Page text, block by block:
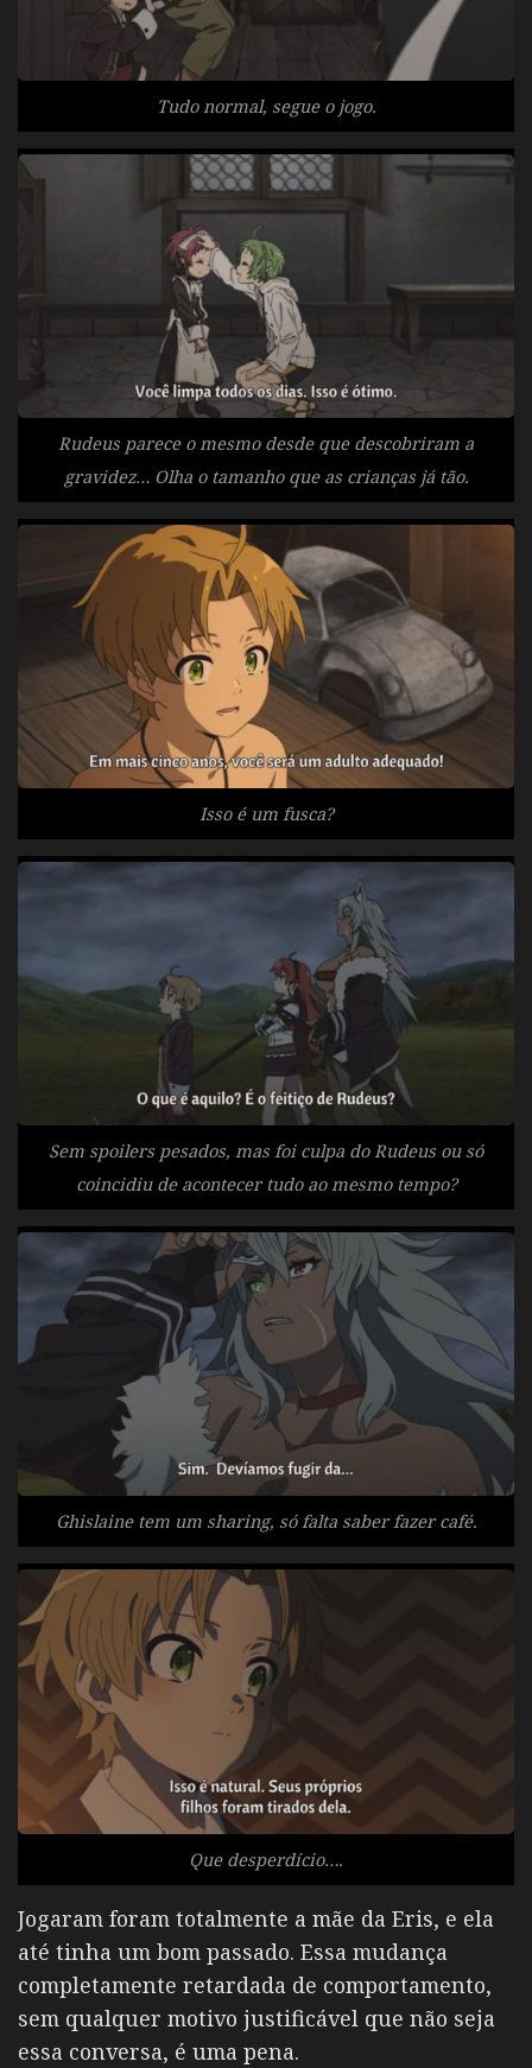
Tudo normal, segue o jogo.
Rudeus parece o mesmo desde que descobriram a
gravidez… Olha o tamanho que as crianças já tão.
Isso é um fusca?
Sem spoilers pesados, mas foi culpa do Rudeus ou só
coincidiu de acontecer tudo ao mesmo tempo?
Ghislaine tem um sharing, só falta saber fazer café.
Que desperdício….
Jogaram foram totalmente a mãe da Eris, e ela
até tinha um bom passado. Essa mudança
completamente retardada de comportamento,
sem qualquer motivo justificável que não seja
essa conversa, é uma pena.